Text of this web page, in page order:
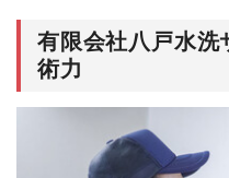
有限会社八戸水洗
術力